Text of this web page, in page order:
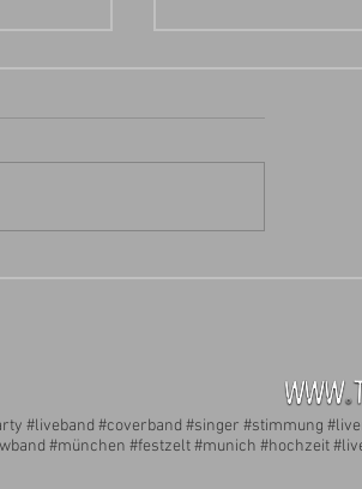
#liveband #coverband #singer #stimmung
#münchen #festzelt #munich #hochzeit